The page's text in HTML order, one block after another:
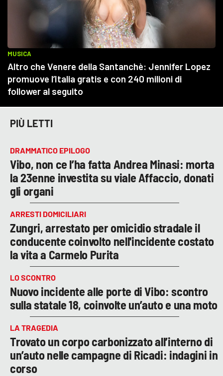
PIÙ LETTI
DRAMMATICO EPILOGO
Vibo, non ce l’ha fatta Andrea Minasi: morta
la 23enne investita su viale Affaccio, donati
gli organi
ARRESTI DOMICILIARI
Zungri, arrestato per omicidio stradale il
conducente coinvolto nell'incidente costato
la vita a Carmelo Purita
LO SCONTRO
Nuovo incidente alle porte di Vibo: scontro
sulla statale 18, coinvolte un’auto e una moto
LA TRAGEDIA
Trovato un corpo carbonizzato all’interno di
un’auto nelle campagne di Ricadi: indagini in
corso